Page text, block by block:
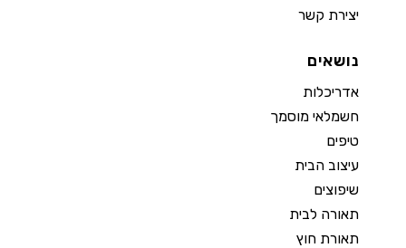
יצירת קשר
נושאים
אדריכלות
חשמלאי מוסמך
טיפים
עיצוב הבית
שיפוצים
תאורה לבית
תאורת חוץ